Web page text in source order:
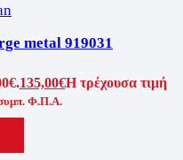
metal 919031
135,00€Η τρέχουσα τιμή
Φ.Π.Α.